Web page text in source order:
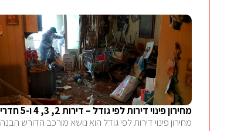
מחירון פינוי דירות לפי גודל – דירות 2, 3, 4 ו-5 חדרים
מחירון פינוי דירות לפי גודל הוא נושא מורכב הדורש הבנה